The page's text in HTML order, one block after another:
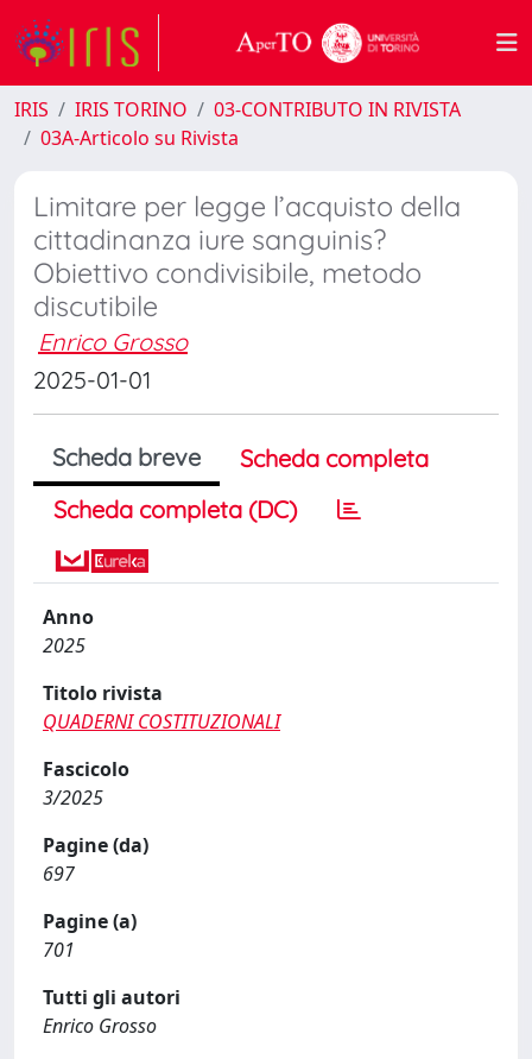
IRIS IRIS TORINO
03-CONTRIBUTO IN RIVISTA
03A-Articolo su Rivista
Limitare per legge l’acquisto della
cittadinanza iure sanguinis?
Obiettivo condivisibile, metodo
discutibile
Enrico Grosso
2025-01-01
Scheda breve
Scheda completa
Scheda completa (DC)
Anno
2025
Titolo rivista
QUADERNI COSTITUZIONALI
Fascicolo
3/2025
Pagine (da)
697
Pagine (a)
701
Tutti gli autori
Enrico Grosso